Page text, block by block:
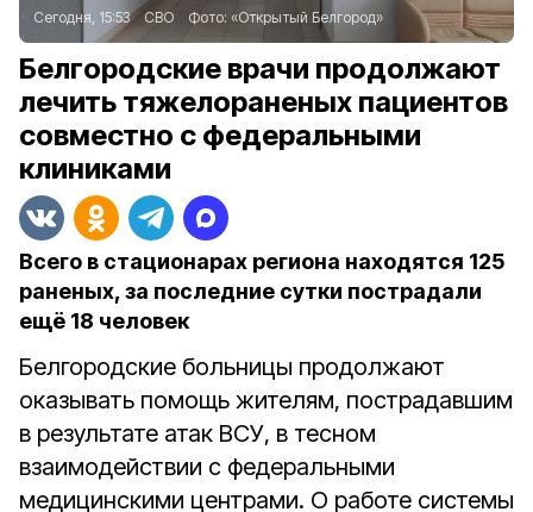
Сегодня, 15:53 СВО Фото: «Открытый Белгород»
Белгородские врачи продолжают
лечить тяжелораненых пациентов
совместно с федеральными
клиниками
Всего в стационарах региона находятся 125
раненых, за последние сутки пострадали
ещё 18 человек
Белгородские больницы продолжают
оказывать помощь жителям, пострадавшим
в результате атак ВСУ, в тесном
взаимодействии с федеральными
медицинскими центрами. О работе системы